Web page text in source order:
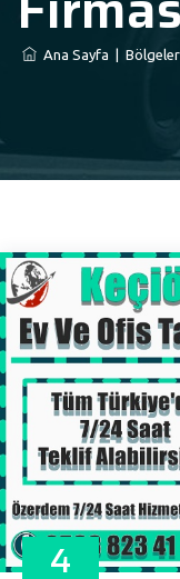
Ana Sayfa Bölgeler
4